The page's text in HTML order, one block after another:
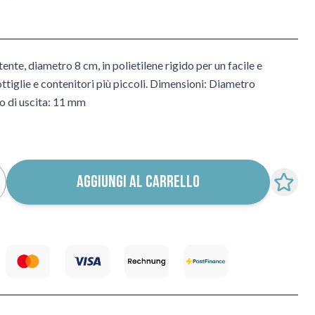
diametro 8 cm, in polietilene rigido per un facile e
e contenitori più piccoli. Dimensioni: Diametro
di uscita: 11 mm
AGGIUNGI AL CARRELLO